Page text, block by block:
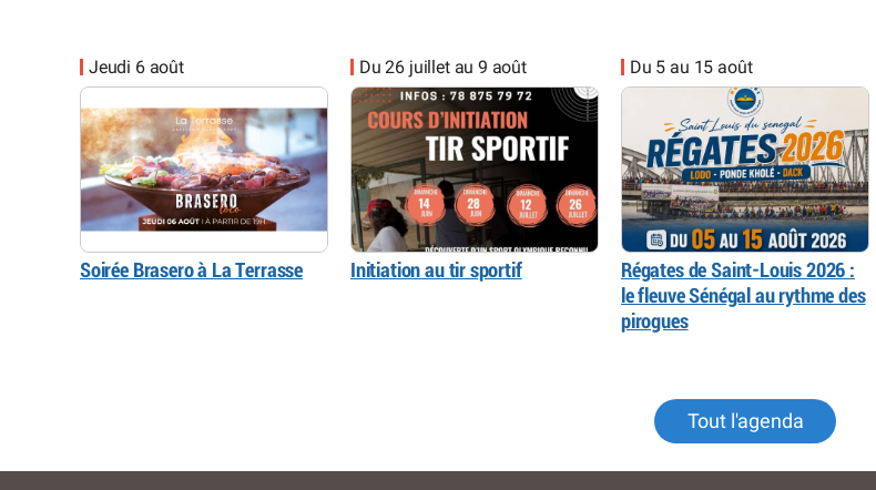
Jeudi 6 août
Soirée Brasero à La Terrasse
Du 26 juillet au 9 août
Initiation au tir sportif
Du 5 au 15 août
Régates de Saint-Louis 2026 :
le fleuve Sénégal au rythme des
pirogues
Tout l'agenda